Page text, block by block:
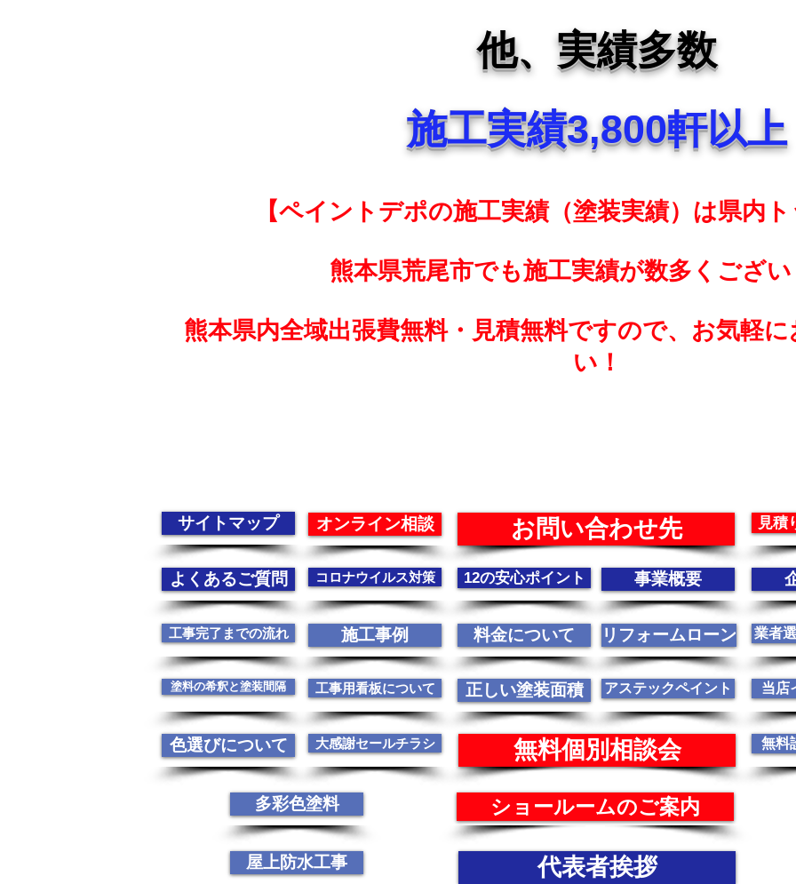
他、実績多数
施工実績3,800軒以上
【ペイントデポの施工実績（塗装実績）は県内
熊本県荒尾市でも施工実績が数多くござ
熊本県内全域出張費無料・見積無料ですので、お気軽
い！
サイトマップ オンライン相談 お問い合わせ先 見積
よくあるご質問 コロナウイルス対策 12の安心ポイント 事業概要
工事完了までの流れ 施工事例 料金について リフォームローン 業者
塗料の希釈と塗装間隔 工事用看板について 正しい塗装面積 アステックペイント 当店
色選びについて 大感謝セールチラシ 無料個別相談会 無料
多彩色塗料
屋上防水工事
ショールームのご案内
代表者挨拶